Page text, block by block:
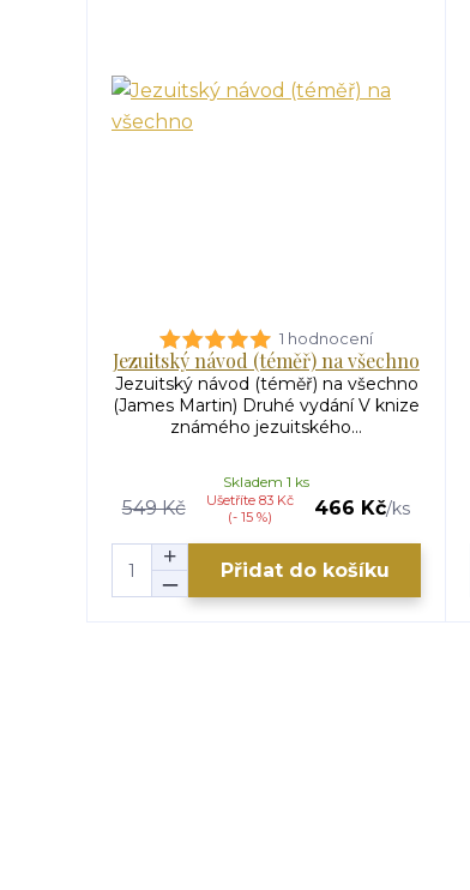
1 hodnocení
Jezuitský návod (téměř) na všechno
Jezuitský návod (téměř) na všechno
(James Martin) Druhé vydání V knize
známého jezuitského...
549 Kč
Ušetříte 83 Kč
(- 15 %)
466 Kč/ks
Skladem 1 ks
Přidat do košíku